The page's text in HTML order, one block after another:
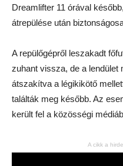
Dreamlifter 11 órával
átrepülése után
A repülőgépről leszakadt
zuhant vissza, de a lendület
átszakítva a légikikötő
találták meg később. Az
került fel a közösségi
A cikk a